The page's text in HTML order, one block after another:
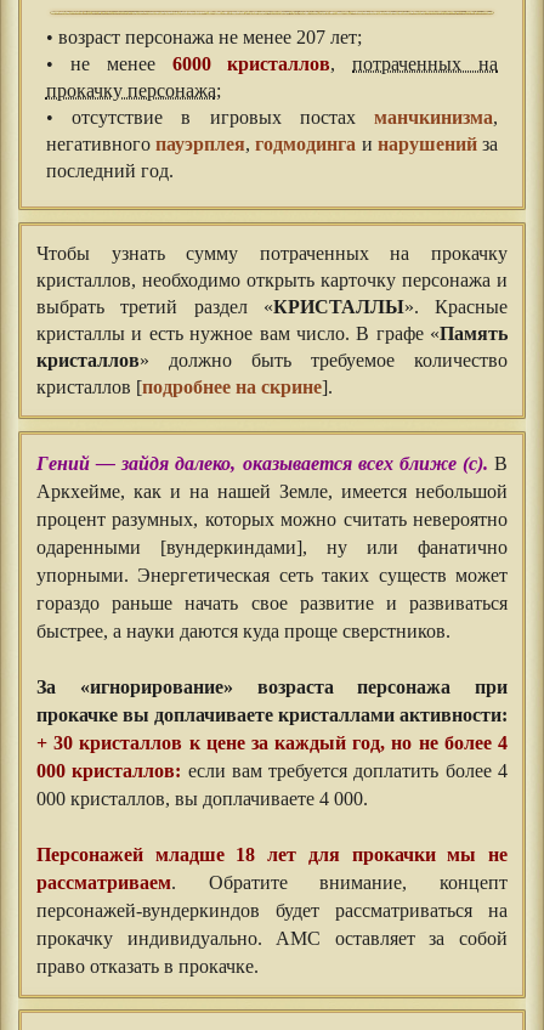
• возраст персонажа не менее 207 лет;
• не менее 6000 кристаллов,потраченных на
прокачку персонажа;
• отсутствие в игровых постахманчкинизма,
негативногопауэрплея,годмодинга и нарушенийза
последний год.
Чтобы узнать сумму потраченных на прокачку
кристаллов, необходимо открыть карточку персонажа и
выбрать третий раздел «КРИСТАЛЛЫ». Красные
кристаллы и есть нужное вам число. В графе «Память
кристаллов» должно быть требуемое количество
кристаллов [подробнее на скрине].
Гений — зайдя далеко, оказывается всех ближе (с). В
Аркхейме, как и на нашей Земле, имеется небольшой
процент разумных, которых можно считать невероятно
одаренными [вундеркиндами], ну или фанатично
упорными. Энергетическая сеть таких существ может
гораздо раньше начать свое развитие и развиваться
быстрее, а науки даются куда проще сверстников.
За «игнорирование» возраста персонажа при
прокачке вы доплачиваете кристаллами активности:
+ 30 кристаллов к цене за каждый год, но не более 4
000 кристаллов: если вам требуется доплатить более 4
000 кристаллов, вы доплачиваете 4 000.
Персонажей младше 18 лет для прокачки мы не
рассматриваем. Обратите внимание, концепт
персонажей-вундеркиндов будет рассматриваться на
прокачку индивидуально. АМС оставляет за собой
право отказать в прокачке.